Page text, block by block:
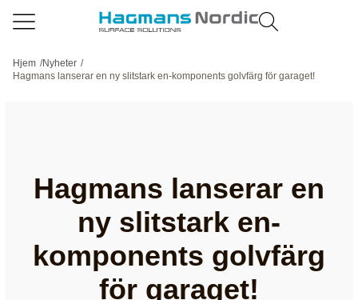
Hjem /Nyheter /
Hagmans lanserar en ny slitstark en-komponents golvfärg för garaget!
Hagmans lanserar en
ny slitstark en-
komponents golvfärg
för garaget!